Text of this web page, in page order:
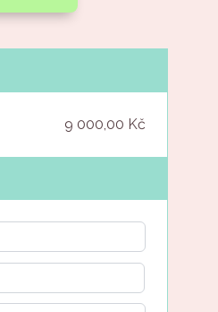
9 000,00 Kč